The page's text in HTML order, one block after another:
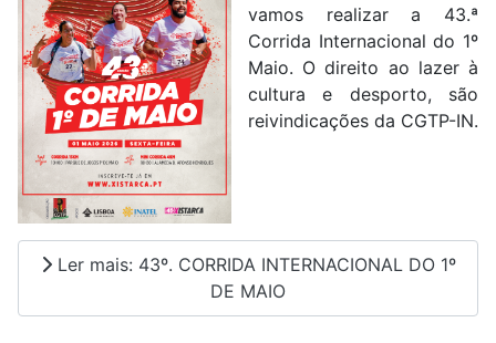
vamos realizar a 43.ª
Corrida Internacional do 1º
Maio. O direito ao lazer à
cultura e desporto, são
reivindicações da CGTP-IN.
Ler mais: 43º. CORRIDA INTERNACIONAL DO 1º
DE MAIO